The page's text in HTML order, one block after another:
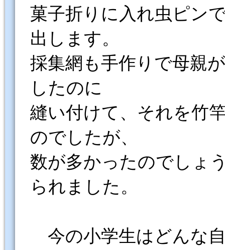
菓子折りに入れ虫ピン
出します。
採集網も手作りで母親
したのに
縫い付けて、それを竹
のでしたが、
数が多かったのでしょ
られました。
今の小学生はどんな